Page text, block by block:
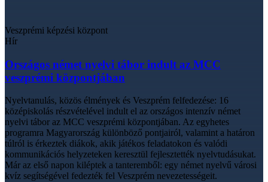
Veszprémi képzési központ
Hír
Országos német nyelvi tábor indult az MCC
veszprémi központjában
Nyelvtanulás, közös élmények és Veszprém felfedezése: 16
középiskolás részvételével indult el az országos intenzív német
nyelvi tábor az MCC veszprémi központjában. Az egyhetes
programra Magyarország különböző pontjairól, valamint a határon
túlról is érkeztek diákok, akik játékos feladatokon és valódi
kommunikációs helyzeteken keresztül fejlesztették nyelvtudásukat.
Már az első napon kiléptek a tanteremből: egy német nyelvű városi
kvíz segítségével fedezték fel Veszprém nevezetességeit.